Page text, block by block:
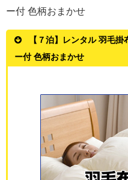
ー付 色柄おまかせ
【７泊】レンタル 羽毛
ー付 色柄おまかせ